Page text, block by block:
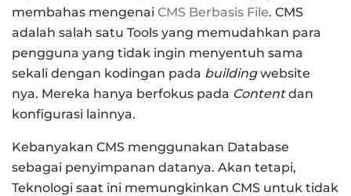
membahas mengenai CMS Berbasis File. CMS
adalah salah satu Tools yang memudahkan para
pengguna yang tidak ingin menyentuh sama
sekali dengan kodingan pada buildingwebsite
nya. Mereka hanya berfokus pada Contentdan
konfigurasi lainnya.
Kebanyakan CMS menggunakan Database
sebagai penyimpanan datanya. Akan tetapi,
Teknologi saat ini memungkinkan CMS untuk tidak